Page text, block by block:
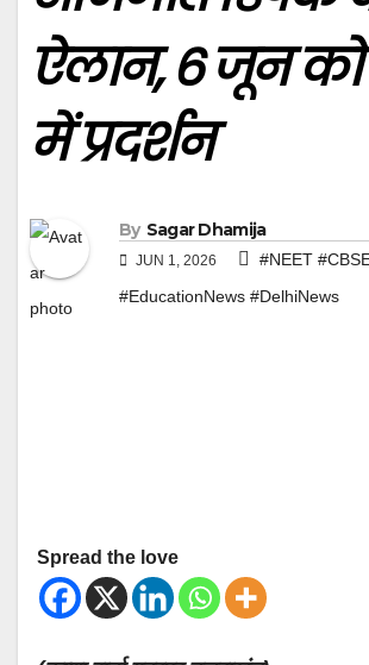
ऐलान, 6 जून को
में प्रदर्शन
By Sagar Dhamija
JUN 1, 2026
#NEET
#EducationNews #DelhiNews
Spread the love